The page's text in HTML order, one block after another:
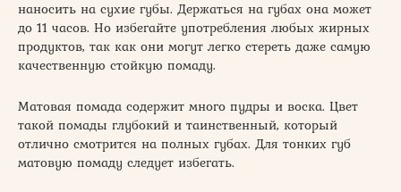
наносить на сухие губы. Держаться на губах она может
до 11 часов. Но избегайте употребления любых жирных
продуктов, так как они могут легко стереть даже самую
качественную стойкую помаду.
Матовая помада содержит много пудры и воска. Цвет
такой помады глубокий и таинственный, который
отлично смотрится на полных губах. Для тонких губ
матовую помаду следует избегать.